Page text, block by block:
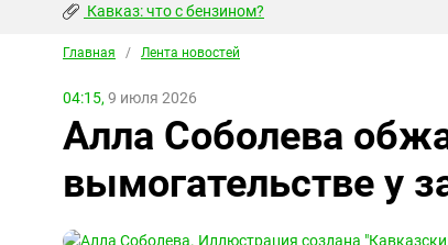
Кавказ: что с бензином?
Главная / Лента новостей
04:15, 9 июля 2026
Алла Соболева
вымогательстве у